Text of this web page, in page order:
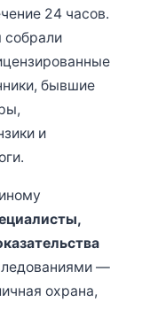
24 часов.
собрали
бывшие
и
—
охрана,